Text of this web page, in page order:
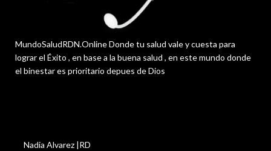
MundoSaludRDN.Online Donde tu salud vale y cuesta para
lograr el Éxito , en base a la buena salud , en este mundo donde
el binestar es prioritario depues de Dios
Nadia Alvarez |RD